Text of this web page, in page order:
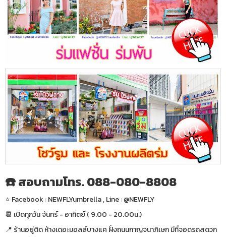
☎️ สอบถามโทร. 088-080-8808
⭐️ Facebook : NEWFLYumbrella , Line : @NEWFLY
📆 เปิดทุกวัน จันทร์ - อาทิตย์ ( 9.00 - 20.00น.)
📍 ร้านอยู่ติด ห้างเดอะมอลล์บางแค ฝั่งถนนกาญจนาภิเษก มีที่จอดรถสดวก